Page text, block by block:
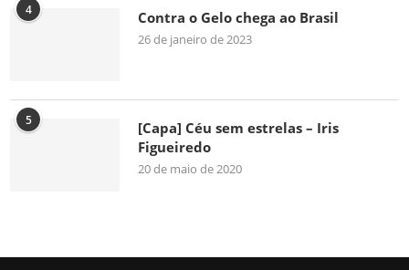
4 Contra o Gelo chega ao Brasil
26 de janeiro de 2023
5
[Capa] Céu sem estrelas – Iris
Figueiredo
20 de maio de 2020